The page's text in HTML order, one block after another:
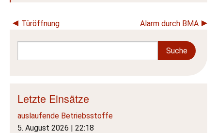
Beitragsnavigation
Türöffnung Alarm durch BMA
Letzte Einsätze
auslaufende Betriebsstoffe
5. August 2026 | 22:18